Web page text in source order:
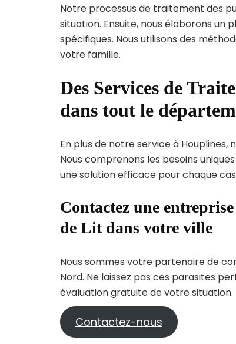
Notre processus de traitement des
situation. Ensuite, nous élaborons
spécifiques. Nous utilisons des
votre famille.
Des Services de
dans tout le
En plus de notre service à Houplines,
Nous comprenons les besoins
une solution efficace pour chaque
Contactez une
de Lit dans votre ville
Nous sommes votre partenaire de
Nord. Ne laissez pas ces parasites
évaluation gratuite de votre situation.
Contactez-nous